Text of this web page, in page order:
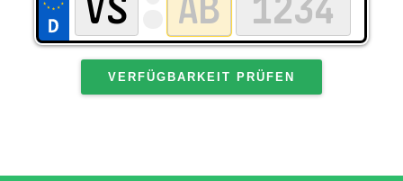
VERFÜGBARKEIT PRÜFEN